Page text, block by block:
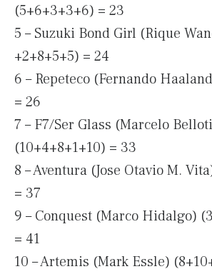
(5+6+3+3+6) = 23
5 – Suzuki Bond Girl (Rique
+2+8+5+5) = 24
6 – Repeteco (Fernando
= 26
7 – F7/Ser Glass (Marcelo
(10+4+8+1+10) = 33
8 – Aventura (Jose Otavio M.
= 37
9 – Conquest (Marco Hidalgo)
= 41
10 – Artemis (Mark Essle)